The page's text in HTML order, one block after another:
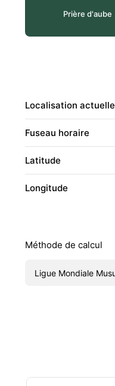
Prière d'aube
Localisation actuelle
Fuseau horaire
Latitude
Longitude
Méthode de calcul